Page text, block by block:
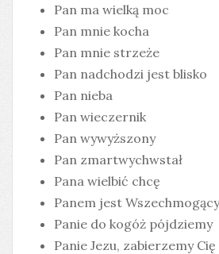
Pan ma wielką moc
Pan mnie kocha
Pan mnie strzeże
Pan nadchodzi jest blisko
Pan nieba
Pan wieczernik
Pan wywyższony
Pan zmartwychwstał
Pana wielbić chcę
Panem jest
Panie do kogóż pójdziemy
Panie Jezu, zabierzemy